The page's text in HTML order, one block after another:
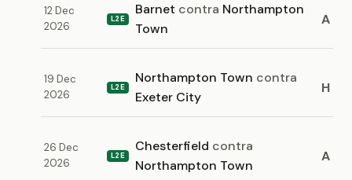
12 Dec
2026
L2E
Barnet contra Northampton
Town
A
19 Dec
2026
L2E
Northampton Town contra
Exeter City
H
26 Dec
2026
L2E
Chesterfield contra
Northampton Town
A